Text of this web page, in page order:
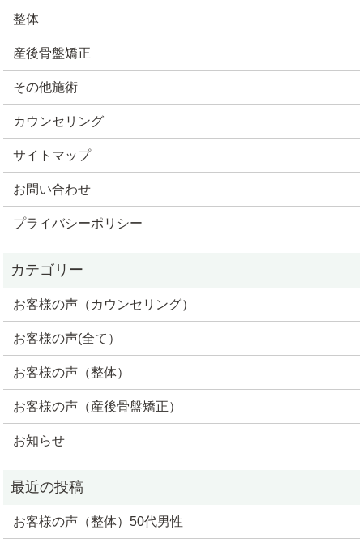
整体
産後骨盤矯正
その他施術
カウンセリング
サイトマップ
お問い合わせ
プライバシーポリシー
お客様の声（カウンセリング）
お客様の声(全て）
お客様の声（整体）
お客様の声（産後骨盤矯正）
お知らせ
お客様の声（整体）50代男性